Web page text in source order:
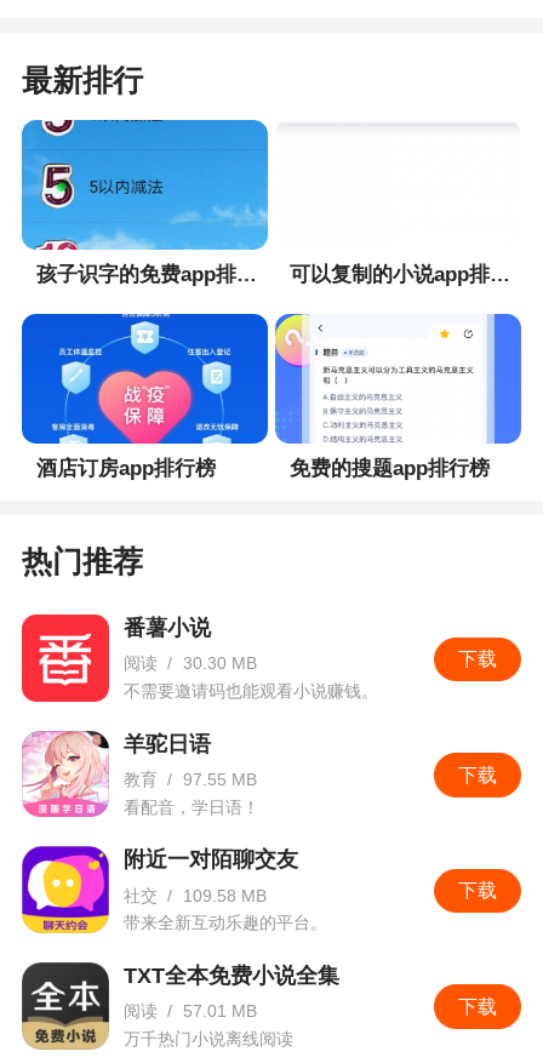
最新排行
孩子识字的免费app排行榜 可以复制的小说app排行榜
酒店订房app排行榜 免费的搜题app排行榜
热门推荐
下载
番薯小说
阅读 / 30.30 MB
不需要邀请码也能观看小说赚钱。
下载
羊驼日语
教育 / 97.55 MB
看配音，学日语！
下载
附近一对陌聊交友
社交 /
109.58 MB
带来全新互动乐趣的平台。
下载
TXT全本免费小说全集
阅读 /
57.01 MB
万千热门小说离线阅读